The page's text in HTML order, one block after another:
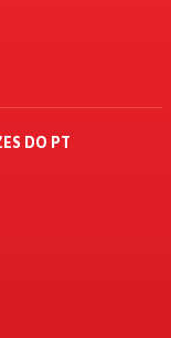
DO PT